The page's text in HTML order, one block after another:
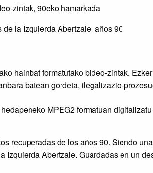
zintak, 90eko hamarkada
la Izquierda Abertzale, años 90
hainbat formatutako bideo-zintak.
batean gordeta, ilegalizazio-
MPEG2 formatuan
recuperadas de los años 90. Siendo
Izquierda Abertzale. Guardadas en un